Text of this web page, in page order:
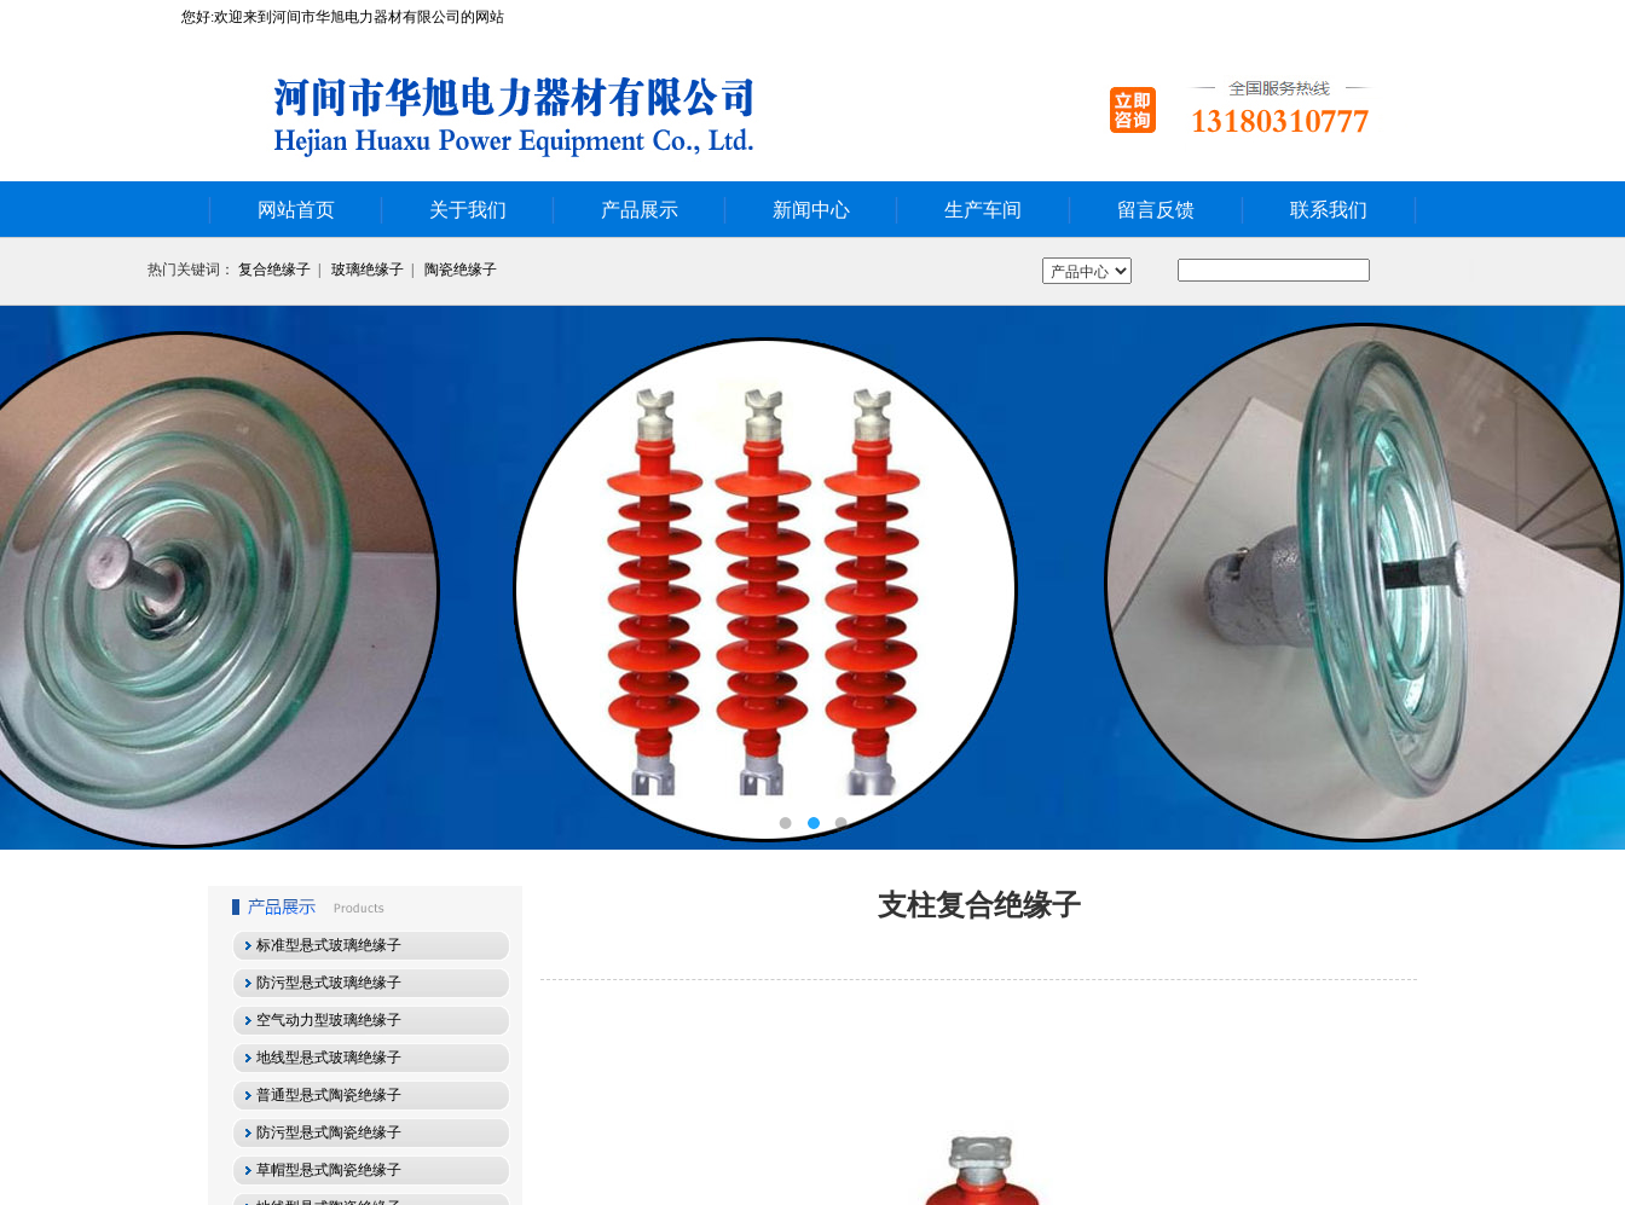
您好:欢迎来到河间市华旭电力器材有限公司的网站
网站首页 关于我们 产品展示 新闻中心 生产车间 留言反馈 联系我们
热门关键词： 复合绝缘子 玻璃绝缘子 陶瓷绝缘子
1
标准型悬式玻璃绝缘子
防污型悬式玻璃绝缘子
空气动力型玻璃绝缘子
地线型悬式玻璃绝缘子
普通型悬式陶瓷绝缘子
防污型悬式陶瓷绝缘子
草帽型悬式陶瓷绝缘子
支柱复合绝缘子